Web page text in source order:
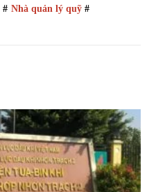
# Nhà quản lý quỹ#